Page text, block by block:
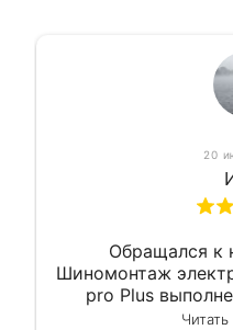
20
Обращался к
Шиномонтаж
pro Plus